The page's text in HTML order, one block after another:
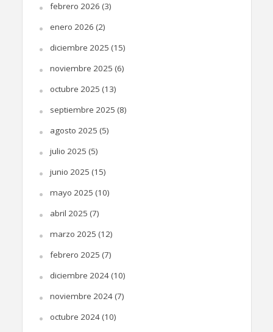
febrero 2026 (3)
enero 2026 (2)
diciembre 2025 (15)
noviembre 2025 (6)
octubre 2025 (13)
septiembre 2025 (8)
agosto 2025 (5)
julio 2025 (5)
junio 2025 (15)
mayo 2025 (10)
abril 2025 (7)
marzo 2025 (12)
febrero 2025 (7)
diciembre 2024(10)
noviembre 2024(7)
octubre 2024(10)